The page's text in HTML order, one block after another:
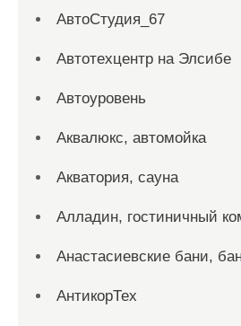
АвтоСтудия_67
Автотехцентр на Элсибе
Автоуровень
Аквалюкс, автомойка
Акватория, сауна
Алладин, гостиничный
Анастасиевские бани,
АнтикорТех